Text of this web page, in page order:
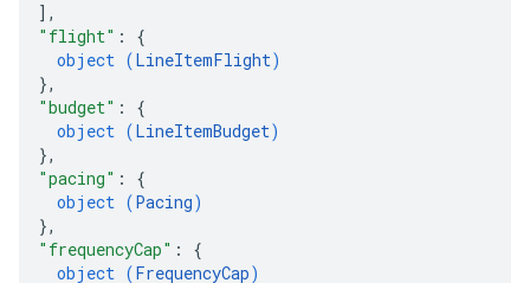
] ,
"flight" : {
object (LineItemFlight)
},
"budget" : {
object (LineItemBudget)
},
"pacing" : {
object (Pacing)
},
"frequencyCap" : {
object (FrequencyCap)